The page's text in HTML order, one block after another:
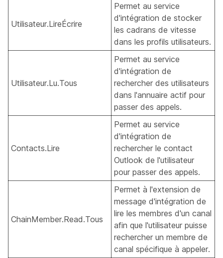
Utilisateur.LireÉcrire
Permet au service
d'intégration de stocker
les cadrans de vitesse
dans les profils utilisateurs.
Utilisateur.Lu.Tous
Permet au service
d'intégration de
rechercher des utilisateurs
dans l'annuaire actif pour
passer des appels.
Contacts.Lire
Permet au service
d'intégration de
rechercher le contact
Outlook de l'utilisateur
pour passer des appels.
ChainMember.Read.Tous
Permet à l'extension de
message d'intégration de
lire les membres d'un canal
afin que l'utilisateur puisse
rechercher un membre de
canal spécifique à appeler.